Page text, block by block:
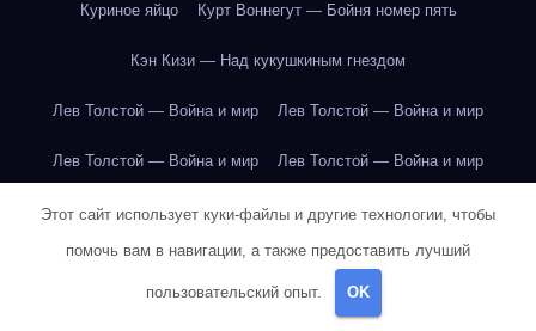
Куриное яйцо Курт Воннегут — Бойня номер пять
Кэн Кизи — Над кукушкиным гнездом
Лев Толстой — Война и мир Лев Толстой — Война и мир
Лев Толстой — Война и мир Лев Толстой — Война и мир
Лев Толстой — Война и мир Лев Толстой — Война и мир
Лев Толстой — Война и мир Лев Толстой — Война и мир
Лев Толстой — Война и мир
Этот сайт использует куки-файлы и другие технологии, чтобы
помочь вам в навигации, а также предоставить лучший
пользовательский опыт. OK